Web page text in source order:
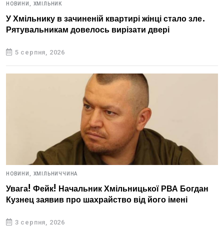
НОВИНИ, ХМІЛЬНИК
У Хмільнику в зачиненій квартирі жінці стало зле.
Рятувальникам довелось вирізати двері
5 серпня, 2026
НОВИНИ, ХМІЛЬНИЧЧИНА
Увага! Фейк! Начальник Хмільницької РВА Богдан
Кузнец заявив про шахрайство від його імені
3 серпня, 2026